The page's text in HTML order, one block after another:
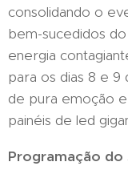
consolidando o
bem-sucedidos
energia
para os dias 8 e
de pura emoção
painéis de led
Programação do